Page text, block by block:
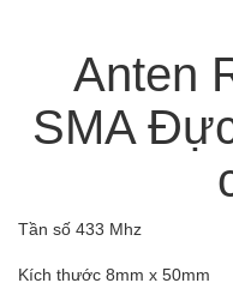
Anten
SMA
Tần số 433 Mhz
Kích thước 8mm x 50mm